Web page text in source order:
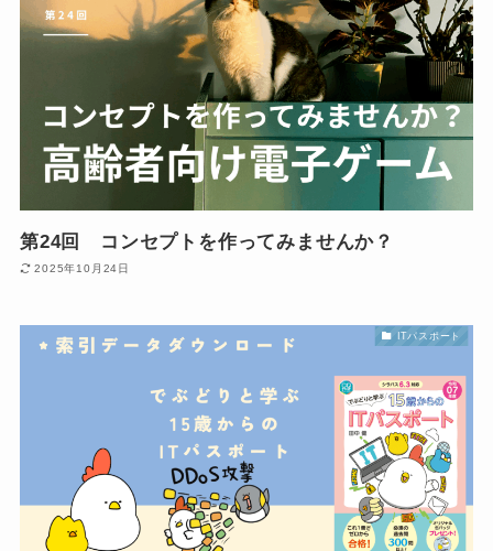
第24回 コンセプトを作ってみませんか？
2025年10月24日
ITパスポート